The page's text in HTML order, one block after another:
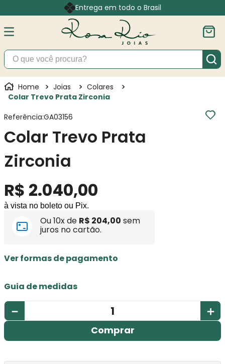
Entrega em todo o Brasil
O que você procura?
Joias
Colares
Colar Trevo Prata Zirconia
Referência:GA03156
Colar Trevo Prata
Zirconia
R$ 2.040,00
à vista no boleto ou Pix.
Ou10x de R$ 204,00 sem
juros no cartão.
Ver formas de pagamento
Guia de medidas
＋
－
Comprar